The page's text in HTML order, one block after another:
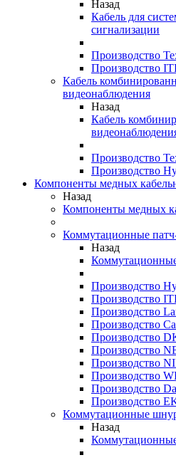
Назад
Кабель для
сигнализации
Производство
Производство
Кабель
видеонаблюдения
Назад
Кабель
Производство
Производство
Компоненты медных
Назад
Компоненты медных
Коммутационные
Назад
Производство
Производство
Производство
Производство
Производство
Производство
Производство
Производство
Производство
Производство
Коммутационные
Назад